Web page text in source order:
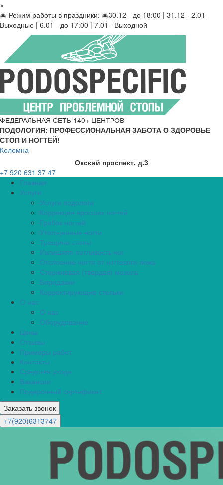
×
🎄 Режим работы в праздники: 🎄30.12 - до 18:00 | 31.12 - 2.01 -
Выходные | 6.01 - до 17:00 | 7.01 - Выходной
ФЕДЕРАЛЬНАЯ СЕТЬ 140+ ЦЕНТРОВ
ПОДОЛОГИЯ: ПРОФЕССИОНАЛЬНАЯ ЗАБОТА О ЗДОРОВЬЕ
СТОП И НОГТЕЙ!
Коломна
Окский проспект, д.3
+7 920 631 37 47
Главная
Услуги
Услуги подолога
Коррекция вросших ногтей
Грибок ногтей
Утолщенные ногти
Трещина стопы
Излишняя потливость ног
Отслоение ногтя от ногтевого ложа
Стержневая (твердая) мозоль
Бородавки
Корректирующие стельки
О нас
О нас
Оборудование
Цены
Отзывы
Примеры работ
Контакты
Средства ухода
Вакансии
Подарочный сертификат
Заказать звонок
+7(920)6313747